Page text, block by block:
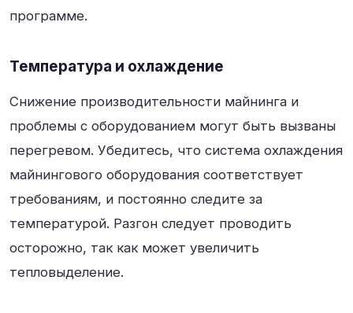
программе.
Температура и охлаждение
Снижение производительности майнинга и
проблемы с оборудованием могут быть вызваны
перегревом. Убедитесь, что система охлаждения
майнингового оборудования соответствует
требованиям, и постоянно следите за
температурой. Разгон следует проводить
осторожно, так как может увеличить
тепловыделение.